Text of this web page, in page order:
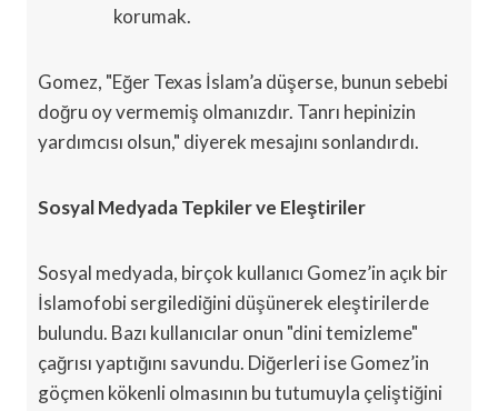
korumak.
Gomez, "Eğer Texas İslam’a düşerse, bunun sebebi
doğru oy vermemiş olmanızdır. Tanrı hepinizin
yardımcısı olsun," diyerek mesajını sonlandırdı.
Sosyal Medyada Tepkiler ve Eleştiriler
Sosyal medyada, birçok kullanıcı Gomez’in açık bir
İslamofobi sergilediğini düşünerek eleştirilerde
bulundu. Bazı kullanıcılar onun "dini temizleme"
çağrısı yaptığını savundu. Diğerleri ise Gomez’in
göçmen kökenli olmasının bu tutumuyla çeliştiğini